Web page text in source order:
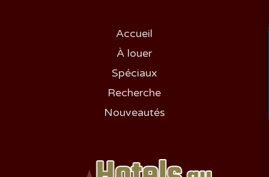
Accueil
À louer
Spéciaux
Recherche
Nouveautés